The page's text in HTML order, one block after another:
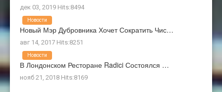
дек 03, 2019 Hits:8494
Новый Мэр Дубровника Хочет Сократить Чис…
авг 14, 2017 Hits:8251
Новости
В Лондонском Ресторане Radici Состоялся …
нояб 21, 2018 Hits:8169
Новости